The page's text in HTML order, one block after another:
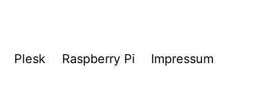
Plesk Raspberry Pi Impressum